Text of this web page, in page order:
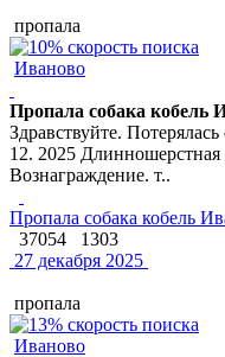
пропала
Иваново
Пропала собака кобель
Здравствуйте.
12. 2025 Длинношерстная
Вознаграждение. т..
Пропала собака кобель
37054
1303
27 декабря 2025
пропала
Иваново